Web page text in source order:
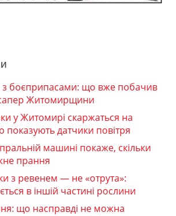
з боєприпасами: що вже побачив
Житомирщини
у Житомирі скаржаться на
показують датчики повітря
машині покаже, скільки
прання
з ревенем — не «отрута»:
в іншій частині рослини
що насправді не можна